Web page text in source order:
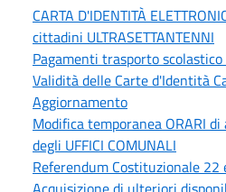
CARTA D'IDENTITÀ
cittadini ULTRASETTANTENNI
Pagamenti trasporto scolastico
Validità delle Carte d'Identità
Aggiornamento
Modifica temporanea ORARI
degli UFFICI COMUNALI
Referendum Costituzionale